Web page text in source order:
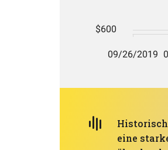
Historisch
eine